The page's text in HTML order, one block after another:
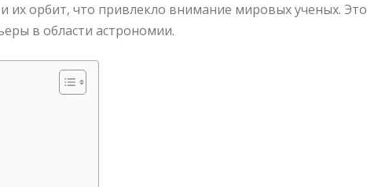
их орбит, что привлекло внимание мировых ученых. Это
в области астрономии.